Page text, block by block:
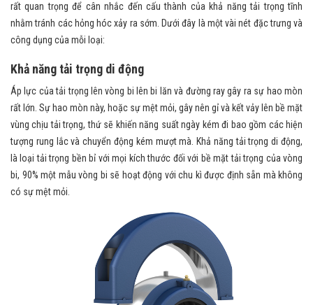
rất quan trọng để cân nhắc đến cấu thành của khả năng tải trọng tĩnh
nhằm tránh các hỏng hóc xảy ra sớm. Dưới đây là một vài nét đặc trưng và
công dụng của mỗi loại:
Khả năng tải trọng di động
Áp lực của tải trọng lên vòng bi lên bi lăn và đường ray gây ra sự hao mòn
rất lớn. Sự hao mòn này, hoặc sự mệt mỏi, gây nên gỉ và kết vảy lên bề mặt
vùng chịu tải trọng, thứ sẽ khiến năng suất ngày kém đi bao gồm các hiện
tượng rung lắc và chuyển động kém mượt mà. Khả năng tải trọng di động,
là loại tải trọng bền bỉ với mọi kích thước đối với bề mặt tải trọng của vòng
bi, 90% một mẫu vòng bi sẽ hoạt động với chu kì được định sẵn mà không
có sự mệt mỏi.